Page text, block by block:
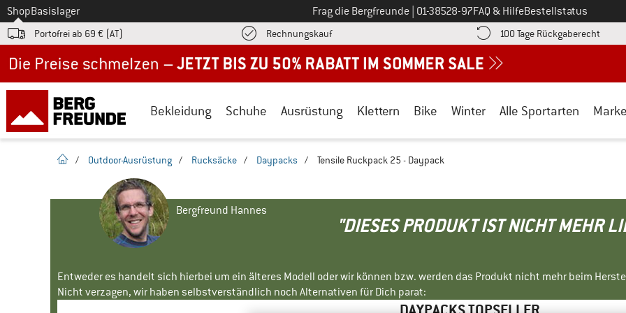
Zum
ShopBasislager Frag die Bergfreunde Ruf uns an unter
01-38528-97FAQ & HilfeBestellstatus
Portofrei ab 69 € (AT) RechnungskaufFinde die Zahlungs-Infos hier! Öffnet sich in einer Infobox
100 Tage Rückgaberecht
Bekleidung Schuhe Ausrüstung Klettern Bike Winter Alle Sportarten
Startseite
/ Outdoor-Ausrüstung / Rucksäcke / Daypacks / Tensile Ruckpack 25 - Daypack
Bergfreund Hannes
"DIESES PRODUKT IST NICHT MEHR
Entweder es handelt sich hierbei um ein älteres Modell oder wir können bzw. werden das Produkt nicht mehr beim
Nicht verzagen, wir haben selbstverständlich noch Alternativen für Dich parat: